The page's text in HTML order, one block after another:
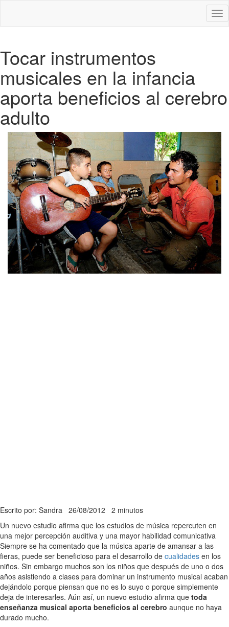
Tocar instrumentos
musicales en la infancia
aporta beneficios al cerebro
adulto
Escrito por: Sandra 26/08/2012 2 minutos
Un nuevo estudio afirma que los estudios de música repercuten en
una mejor percepción auditiva y una mayor habilidad comunicativa
Siempre se ha comentado que la música aparte de amansar a las
fieras, puede ser beneficioso para el desarrollo de cualidades en los
niños. Sin embargo muchos son los niños que después de uno o dos
años asistiendo a clases para dominar un instrumento musical acaban
dejándolo porque piensan que no es lo suyo o porque simplemente
deja de interesarles. Aún así, un nuevo estudio afirma que toda
enseñanza musical aporta beneficios al cerebro aunque no haya
durado mucho.